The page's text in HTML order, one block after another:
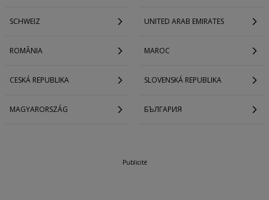
SCHWEIZ UNITED ARAB EMIRATES
ROMÂNIA MAROC
CESKÁ REPUBLIKA SLOVENSKÁ REPUBLIKA
MAGYARORSZÁG БЪЛГАРИЯ
Publicité